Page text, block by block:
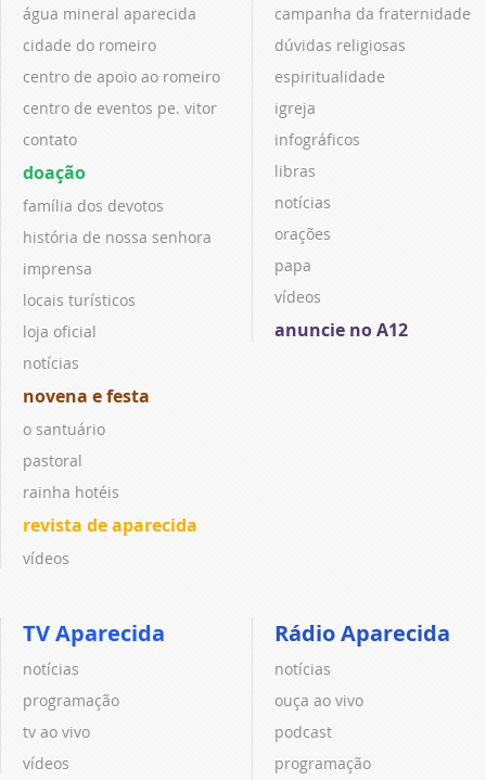
água mineral aparecida
cidade do romeiro
centro de apoio ao romeiro
centro de eventos pe. vitor
contato
doação
família dos devotos
história de nossa senhora
imprensa
locais turísticos
loja oficial
notícias
novena e festa
o santuário
pastoral
rainha hotéis
revista de aparecida
vídeos
campanha da fraternidade
dúvidas religiosas
espiritualidade
igreja
infográficos
libras
notícias
orações
papa
vídeos
anuncie no A12
TV Aparecida
notícias
programação
tv ao vivo
vídeos
Rádio Aparecida
notícias
ouça ao vivo
podcast
programação